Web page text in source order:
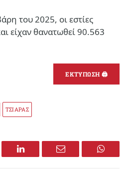
του 2025, οι εστίες
είχαν θανατωθεί 90.563
ΕΚΤΥΠΩΣΗ 🖨
ΤΣΙΑΡΑΣ
LinkedIn Email